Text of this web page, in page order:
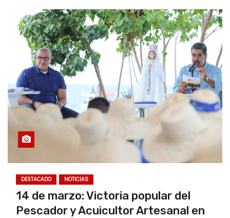
DESTACADO NOTICIAS
14 de marzo: Victoria popular del
Pescador y Acuicultor Artesanal en